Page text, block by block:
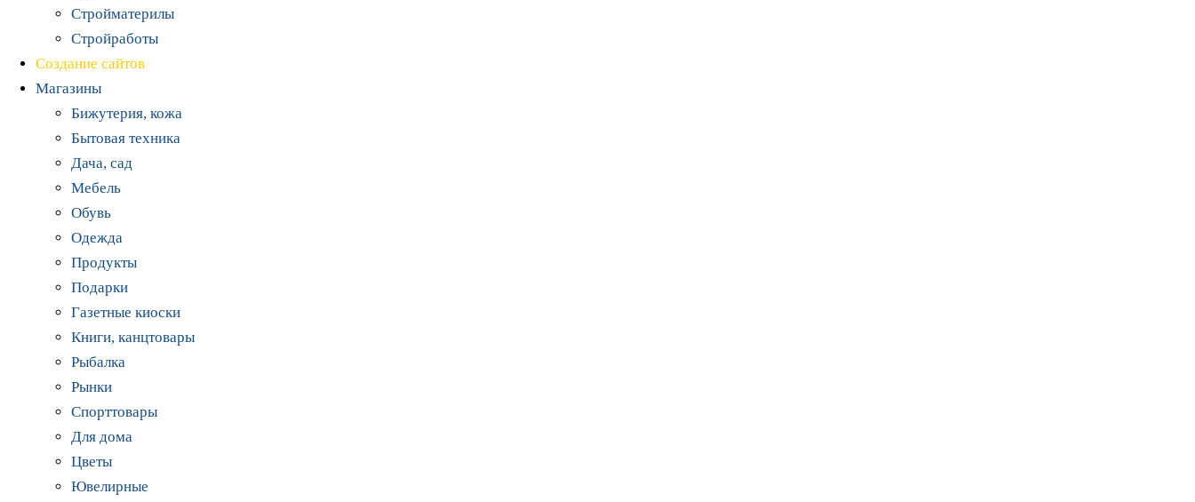
Стройматерилы
Стройработы
Создание сайтов
Магазины
Бижутерия, кожа
Бытовая техника
Дача, сад
Мебель
Обувь
Одежда
Продукты
Подарки
Газетные киоски
Книги, канцтовары
Рыбалка
Рынки
Спорттовары
Для дома
Цветы
Ювелирные